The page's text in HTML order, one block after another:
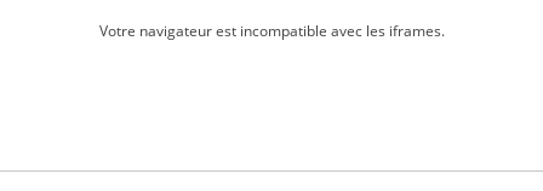
Votre navigateur est incompatible avec les iframes.